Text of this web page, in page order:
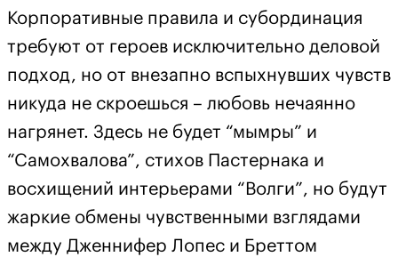
Корпоративные правила и субординация
требуют от героев исключительно деловой
подход, но от внезапно вспыхнувших чувств
никуда не скроешься – любовь нечаянно
нагрянет. Здесь не будет “мымры” и
“Самохвалова”, стихов Пастернака и
восхищений интерьерами “Волги”, но будут
жаркие обмены чувственными взглядами
между Дженнифер Лопес и Бреттом